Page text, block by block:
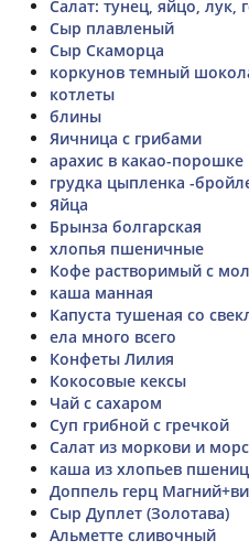
Салат: тунец, яйцо, лук,
Сыр плавленый
Сыр Скаморца
коркунов темный
котлеты
блины
Яичница с грибами
арахис в какао-порошке
грудка цыпленка -
Яйца
Брынза болгарская
хлопья пшеничные
Кофе растворимый с
каша манная
Капуста тушеная со
ела много всего
Конфеты Лилия
Кокосовые кексы
Чай с сахаром
Суп грибной с гречкой
Салат из моркови и
каша из хлопьев
Доппель герц
Сыр Дуплет (Золотава)
Альметте сливочный